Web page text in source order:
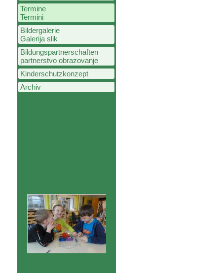
Termine
Termini
Bildergalerie
Galerija slik
Bildungspartnerschaften
partnerstvo obrazovanje
Kinderschutzkonzept
Archiv